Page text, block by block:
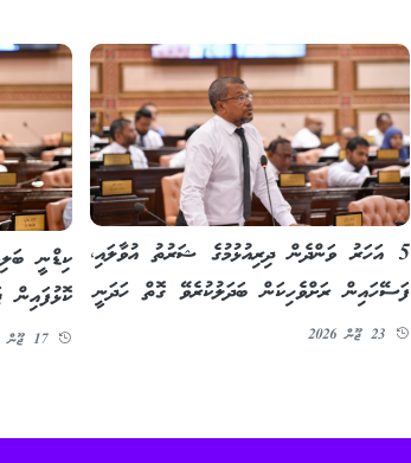
5 އަހަރު ވަންދެން ދިރިއުޅުމުގެ ޝަރުތު އުވާލައި،
ފަސޭހައިން ރަށްވެހިކަން ބަދަލުކުރެވޭ ގޮތް ހަދަނީ
ކިޑްނީ
ކޮޅުފައިން
17 ޖޫން 2026